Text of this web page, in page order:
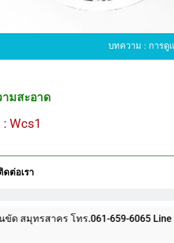
ขัดพื้นหินอ่อน โทร
บทความ : การ
ขัดพื้นหินขัด สมุทรสาคร โทร.061-659-6065
มสะอาด
Wcs1
ดต่อเรา
ทร.061-659-6065 Line ID : WCS1